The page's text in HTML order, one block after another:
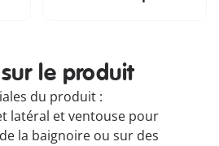
le produit
du produit :
latéral et ventouse pour
la baignoire ou sur des